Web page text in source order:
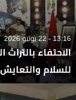
13:16 - 22 يونيو 2026
الاحتفاء
للسلام